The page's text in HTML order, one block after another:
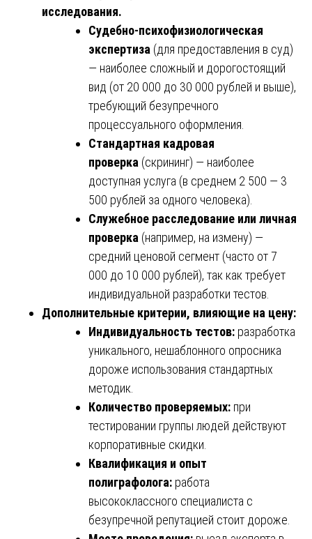
исследования.
Судебно-психофизиологическая
экспертиза (для предоставления в суд)
— наиболее сложный и дорогостоящий
вид (от 20 000 до 30 000 рублей и выше),
требующий безупречного
процессуального оформления.
Стандартная кадровая
проверка (скрининг) — наиболее
доступная услуга (в среднем 2 500 — 3
500 рублей за одного человека).
Служебное расследование или личная
проверка (например, на измену) —
средний ценовой сегмент (часто от 7
000 до 10 000 рублей), так как требует
индивидуальной разработки тестов.
Дополнительные критерии, влияющие на цену:
Индивидуальность тестов: разработка
уникального, нешаблонного опросника
дороже использования стандартных
методик.
Количество проверяемых: при
тестировании группы людей действуют
корпоративные скидки.
Квалификация и опыт
полиграфолога: работа
высококлассного специалиста с
безупречной репутацией стоит дороже.